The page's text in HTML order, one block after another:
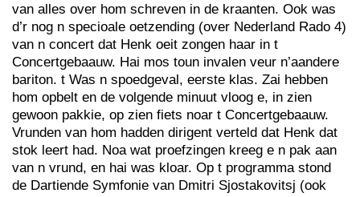
van alles over hom schreven in de kraanten. Ook was
d’r nog n specioale oetzending (over Nederland Rado 4)
van n concert dat Henk oeit zongen haar in t
Concertgebaauw. Hai mos toun invalen veur n’aandere
bariton. t Was n spoedgeval, eerste klas. Zai hebben
hom opbelt en de volgende minuut vloog e, in zien
gewoon pakkie, op zien fiets noar t Concertgebaauw.
Vrunden van hom hadden dirigent verteld dat Henk dat
stok leert had. Noa wat proefzingen kreeg e n pak aan
van n vrund, en hai was kloar. Op t programma stond
de Dartiende Symfonie van Dmitri Sjostakovitsj (ook